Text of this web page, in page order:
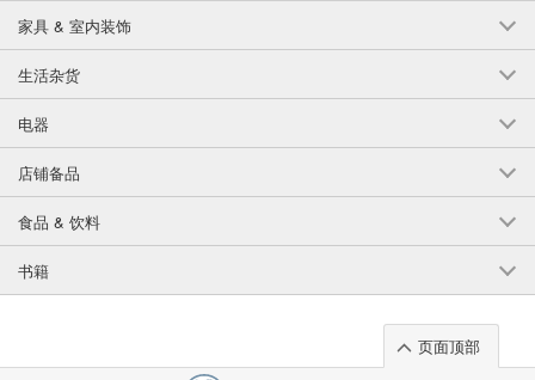
家具 & 室内装饰
生活杂货
电器
店铺备品
食品 & 饮料
书籍
页面顶部